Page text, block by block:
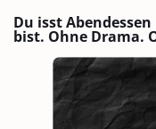
Du isst
bist. Ohne Drama.